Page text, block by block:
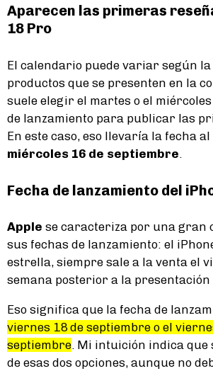
Aparecen las primeras
18 Pro
El calendario puede variar según
productos que se presenten en la
suele elegir el martes o el
de lanzamiento para publicar las
En este caso, eso llevaría la fecha al
miércoles 16 de septiembre.
Fecha de lanzamiento del
Apple se caracteriza por una gran
sus fechas de lanzamiento: el
estrella, siempre sale a la venta el
semana posterior a la
Eso significa que la fecha de
viernes 18 de septiembre o el
septiembre. Mi intuición indica
de esas dos opciones, aunque no